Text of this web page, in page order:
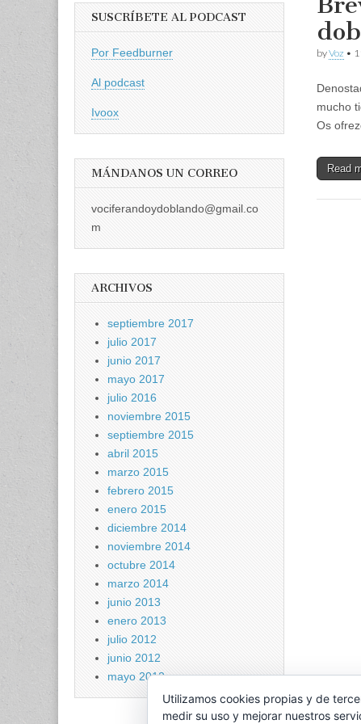
byVoz •
mucho
Os
Read
SUSCRÍBETE AL PODCAST
Por Feedburner
Al podcast
Ivoox
MÁNDANOS UN CORREO
vociferandoydoblando@gmail.co
m
ARCHIVOS
septiembre 2017
julio 2017
junio 2017
mayo 2017
julio 2016
noviembre 2015
septiembre 2015
abril 2015
marzo 2015
febrero 2015
enero 2015
diciembre 2014
noviembre 2014
octubre 2014
marzo 2014
junio 2013
enero 2013
julio 2012
junio 2012
mayo 2012
Utilizamos cookies propias y de
medir su uso y mejorar nuestros